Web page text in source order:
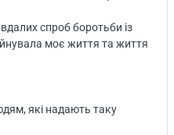
спроб боротьби із
моє життя та життя
які надають таку